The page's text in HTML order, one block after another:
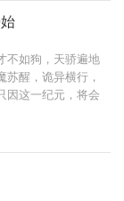
。因为店长齐
这些家伙，让我
道。
不如狗，天骄遍地
醒，诡异横行，
因这一纪元，将会
寒，苏醒了神话
杀掉献祭了，以
屁神魔，通通都
祭吧！ 深渊入